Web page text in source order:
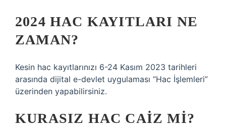
2024 HAC KAYITLARI NE
ZAMAN?
Kesin hac kayıtlarınızı 6-24 Kasım 2023 tarihleri ​​
arasında dijital e-devlet uygulaması “Hac İşlemleri”
üzerinden yapabilirsiniz.
KURASIZ HAC CAIZ MI?